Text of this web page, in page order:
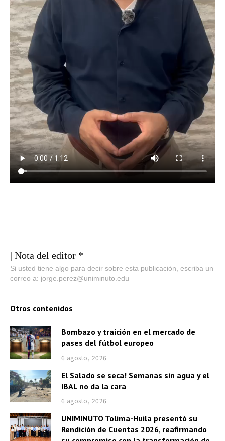
| Nota del editor *
Si usted tiene algo para decir sobre esta publicación, escriba un
correo a: jorge.perez@uniminuto.edu
Otros contenidos
Bombazo y traición en el mercado de
pases del fútbol europeo
6 agosto, 2026
El Salado se seca! Semanas sin agua y el
IBAL no da la cara
6 agosto, 2026
UNIMINUTO Tolima-Huila presentó su
Rendición de Cuentas 2026, reafirmando